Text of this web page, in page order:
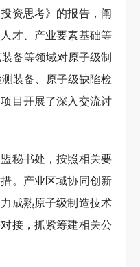
资思考》的报告，阐
才、产业要素基础等
备等领域对原子级制
装备、原子级缺陷检
目开展了深入交流讨
秘书处，按照相关要
。产业区域协同创新
成熟原子级制造技术
接，抓紧筹建相关公